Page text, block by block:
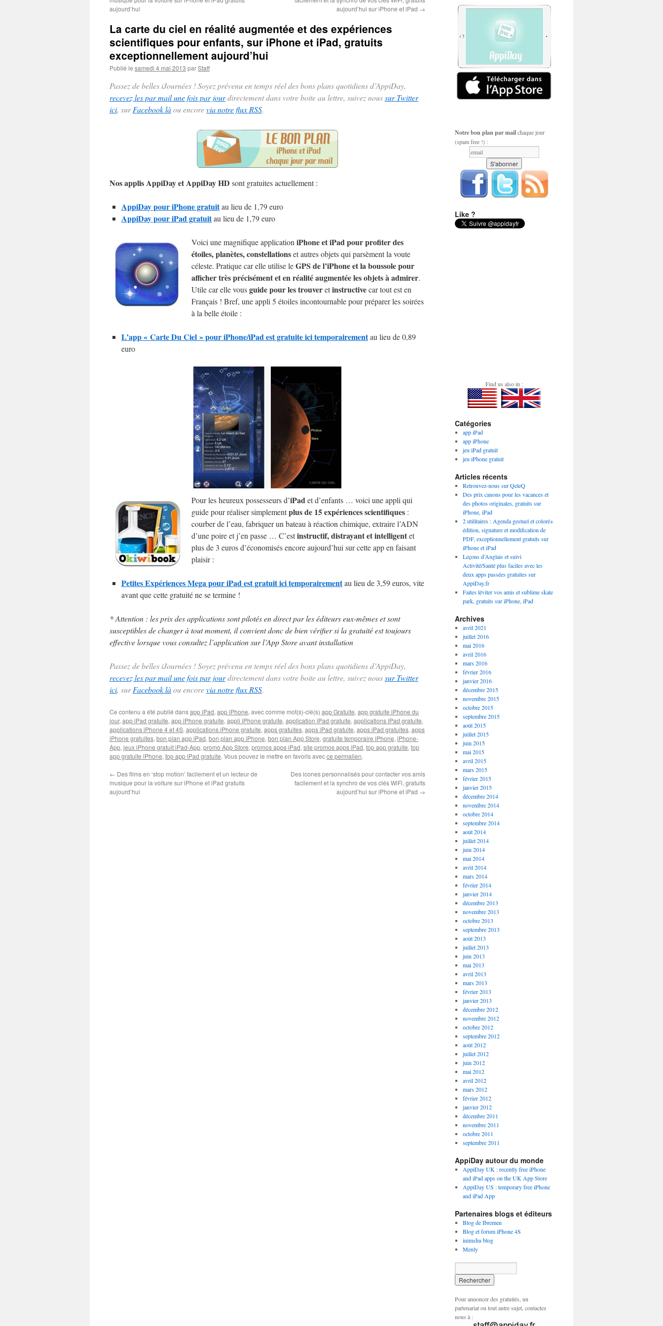
aujourd’hui
aujourd’hui sur iPhone et iPad →
La carte du ciel en réalité augmentée et des expériences
scientifiques pour enfants, sur iPhone et iPad, gratuits
exceptionnellement aujourd’hui
Publié le samedi 4 mai 2013 parStaff
Passez de belles iJournées ! Soyez prévenu en temps réel des bons plans quotidiens d’AppiDay,
recevez les par mail une fois par jourdirectement dans votre boite au lettre, suivez noussur Twitter
ici, surFacebook làou encorevia notre flux RSS.
Nos applis AppiDay et AppiDay HD sont gratuites actuellement :
AppiDay pour iPhone gratuitau lieu de 1,79 euro
AppiDay pour iPad gratuitau lieu de 1,79 euro
Voici une magnifique application iPhone et iPad pour profiter des
étoiles, planètes, constellationset autres objets qui parsèment la voute
céleste. Pratique car elle utilise leGPS de l’iPhone et la boussole pour
afficher très précisément et en réalité augmentée les objets à admirer.
Utile car elle vousguide pour les trouveretinstructivecar tout est en
Français ! Bref, une appli 5 étoiles incontournable pour préparer les soirées
à la belle étoile :
L’app « Carte Du Ciel » pour iPhone/iPad est gratuite ici temporairementau lieu de 0,89
euro
Pour les heureux possesseurs d’iPadet d’enfants … voici une appli qui
guide pour réaliser simplementplus de 15 expériences scientifiques :
courber de l’eau, fabriquer un bateau à réaction chimique, extraire l’ADN
d’une poire et j’en passe … C’estinstructif, distrayant et intelligentet
plus de 3 euros d’économisés encore aujourd’hui sur cette app en faisant
plaisir :
Petites Expériences Mega pour iPad est gratuit ici temporairementau lieu de 3,59 euros, vite
avant que cette gratuité ne se termine !
* Attention : les prix des applications sont pilotés en direct par les éditeurs eux-mêmes et sont
susceptibles de changer à tout moment, il convient donc de bien vérifier si la gratuité est toujours
effective lorsque vous consultez l’application sur l’App Store avant installation
Passez de belles iJournées ! Soyez prévenu en temps réel des bons plans quotidiens d’AppiDay,
recevez les par mail une fois par jourdirectement dans votre boite au lettre, suivez noussur Twitter
ici, surFacebook làou encorevia notre flux RSS.
Ce contenu a été publié dansapp iPad, app iPhone, avec comme mot(s)-clé(s) app Gratuite, app gratuite iPhone du
jour, app iPad gratuite, app iPhone gratuite, appli iPhone gratuite, application iPad gratuite, applications iPad gratuite,
applications iPhone 4 et 4S, applications iPhone gratuite, apps gratuites, apps iPad gratuite, apps iPad gratuites, apps
iPhone gratuites, bon plan app iPad, bon plan app iPhone, bon plan App Store, gratuite temporaire iPhone, iPhone-
App, jeux iPhone gratuit iPad-App, promo App Store, promos apps iPad, site promos apps iPad, top app gratuite, top
app gratuite iPhone, top app iPad gratuite. Vous pouvez le mettre en favoris avecce permalien.
← Des films en ‘stop motion’ facilement et un lecteur de
musique pour la voiture sur iPhone et iPad gratuits
aujourd’hui
Des icones personnalisés pour contacter vos amis
facilement et la synchro de vos clés WiFi, gratuits
aujourd’hui sur iPhone et iPad →
Notre bon plan par mailchaque jour
(spam free !) :
Like ?
Find us also in :
Catégories
app iPad
app iPhone
jeu iPad gratuit
jeu iPhone gratuit
Articles récents
Retrouvez-nous sur QeleQ
Des prix canons pour les vacances et
des photos originales, gratuits sur
iPhone, iPad
2 utilitaires : Agenda gestuel et coloré+
édition, signature et modification de
PDF, exceptionnellement gratuits sur
iPhone et iPad
Leçons d’Anglais et suivi
Activité/Santé plus faciles avec les
deux apps passées gratuites sur
AppiDay.fr
Faites léviter vos amis et sublime skate
park, gratuits sur iPhone, iPad
Archives
avril 2021
juillet 2016
mai 2016
avril 2016
mars 2016
février 2016
janvier 2016
décembre 2015
novembre 2015
octobre 2015
septembre 2015
août 2015
juillet 2015
juin 2015
mai 2015
avril 2015
mars 2015
février 2015
janvier 2015
décembre 2014
novembre 2014
octobre 2014
septembre 2014
août 2014
juillet 2014
juin 2014
mai 2014
avril 2014
mars 2014
février 2014
janvier 2014
décembre 2013
novembre 2013
octobre 2013
septembre 2013
août 2013
juillet 2013
juin 2013
mai 2013
avril 2013
mars 2013
février 2013
janvier 2013
décembre 2012
novembre 2012
octobre 2012
septembre 2012
août 2012
juillet 2012
juin 2012
mai 2012
avril 2012
mars 2012
février 2012
janvier 2012
décembre 2011
novembre 2011
octobre 2011
septembre 2011
AppiDay autour du monde
AppiDay UK : recently free iPhone
and iPad apps on the UK App Store
AppiDay US : temporary free iPhone
and iPad App
Partenaires blogs et éditeurs
Blog de Ibremen
Blog et forum iPhone 4S
inimshu blog
Menly
Pour annoncer des gratuités, un
partenariat ou tout autre sujet, contactez
nous à :